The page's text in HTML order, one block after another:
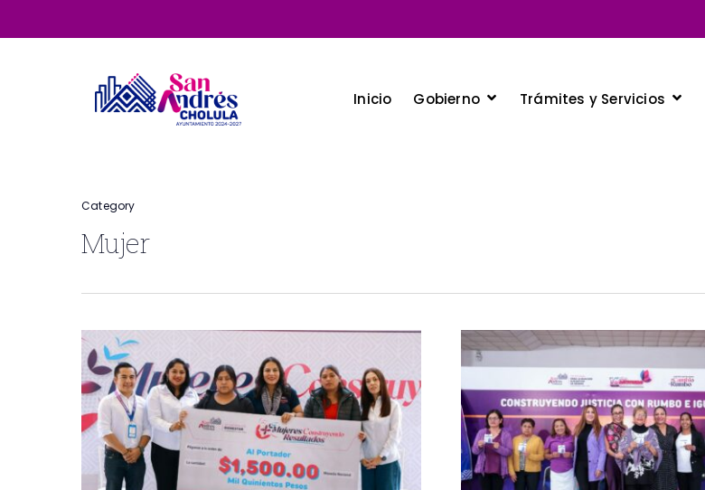
to
Inicio Gobierno Trámites y Servicios
Category
Mujer